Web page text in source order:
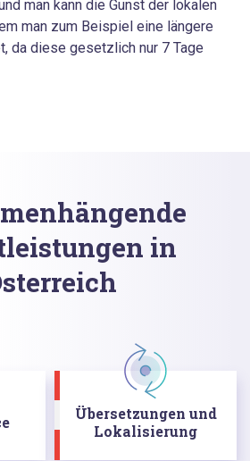
man kann die Gunst der lokalen
man zum Beispiel eine längere
da diese gesetzlich nur 7 Tage
in
Übersetzungen und
Lokalisierung